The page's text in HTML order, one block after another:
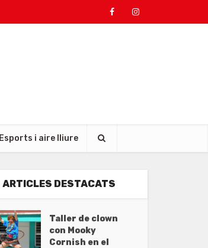
Esports i aire lliure
ARTICLES DESTACATS
Taller de clown
con Mooky
Cornish en el